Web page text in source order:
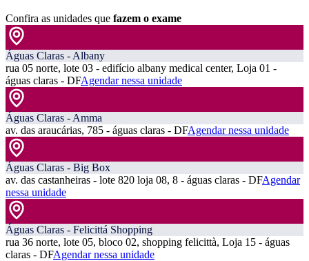
Confira as unidades que fazem o exame
Águas Claras - Albany
rua 05 norte, lote 03 - edifício albany medical center, Loja 01 -
águas claras - DFAgendar nessa unidade
Águas Claras - Amma
av. das araucárias, 785 - águas claras - DFAgendar nessa unidade
Águas Claras - Big Box
av. das castanheiras - lote 820 loja 08, 8 - águas claras - DFAgendar
nessa unidade
Águas Claras - Felicittá Shopping
rua 36 norte, lote 05, bloco 02, shopping felicittà, Loja 15 - águas
claras - DFAgendar nessa unidade